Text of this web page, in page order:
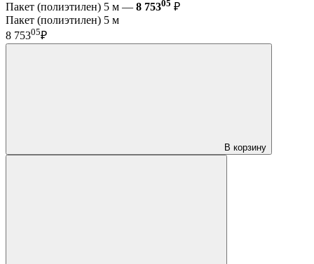
Пакет (полиэтилен) 5 м — 8 75305 ₽
Пакет (полиэтилен) 5 м
8 75305₽
В корзину